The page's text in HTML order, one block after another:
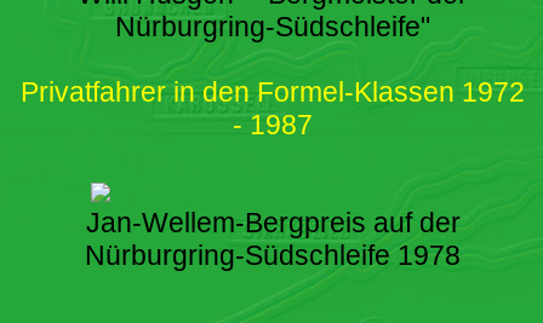
Nürburgring-Südschleife"
Privatfahrer in den Formel-Klassen 1972
- 1987
Jan-Wellem-Bergpreis auf der
Nürburgring-Südschleife 1978